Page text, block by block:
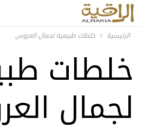
الرئيسية خلطات طبيعية لجمال العروس
خلطات
لجمال